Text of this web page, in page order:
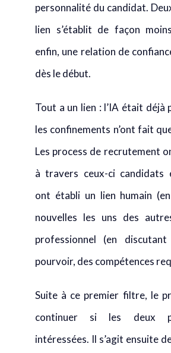
personnalité du candidat.
lien s’établit de façon
enfin, une relation de
dès le début.
Tout a un lien : l’IA était déjà
les confinements n’ont fait
Les process de recrutement
à travers ceux-ci candidats
ont établi un lien humain
nouvelles les uns des
professionnel (en
pourvoir, des compétences
Suite à ce premier filtre, le
continuer si les deux
intéressées. Il s’agit ensuite